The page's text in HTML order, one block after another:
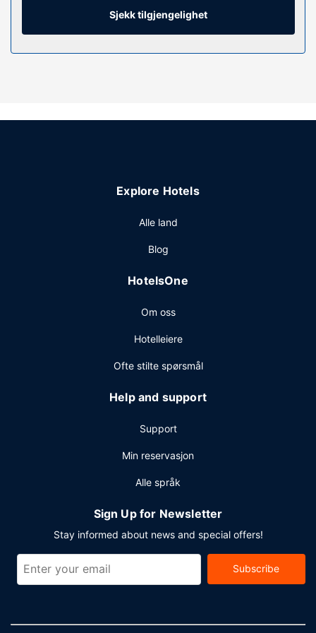
for at du kan holde deg oppdatert. Rommet har skrivebord
og mikrobølgeovn, samt telefon med lokalsamtaler
Sjekk tilgjengelighet
Explore Hotels
Alle land
Blog
HotelsOne
Om oss
Hotelleiere
Ofte stilte spørsmål
Help and support
Support
Min reservasjon
Alle språk
Sign Up for Newsletter
Stay informed about news and special offers!
Subscribe